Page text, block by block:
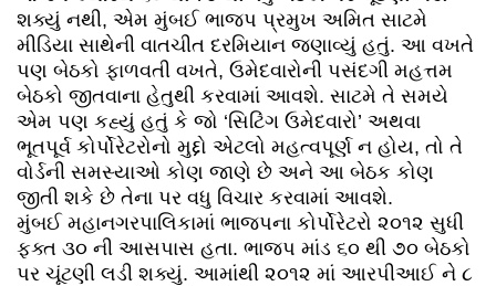
શક્યું નથી, એમ મુંબઈ ભાજપ પ્રમુખ અમિત સાટમે
મીડિયા સાથેની વાતચીત દરમિયાન જણાવ્યું હતું. આ વખતે
પણ બેઠકો ફાળવતી વખતે, ઉમેદવારોની પસંદગી મહત્તમ
બેઠકો જીતવાના હેતુથી કરવામાં આવશે. સાટમે તે સમયે
એમ પણ કહ્યું હતું કે જો ‘સિટિંગ ઉમેદવારો’ અથવા
ભૂતપૂર્વ કોર્પોરેટરોનો મુદ્દો એટલો મહત્વપૂર્ણ ન હોય, તો તે
વોર્ડની સમસ્યાઓ કોણ જાણે છે અને આ બેઠક કોણ
જીતી શકે છે તેના પર વધુ વિચાર કરવામાં આવશે.
મુંબઈ મહાનગરપાલિકામાં ભાજપના કોર્પોરેટરો ૨૦૧૨ સુધી
ફક્ત ૩૦ ની આસપાસ હતા. ભાજપ માંડ ૬૦ થી ૭૦ બેઠકો
પર ચૂંટણી લડી શક્યું. આમાંથી ૨૦૧૨ માં આરપીઆઈ ને ૮